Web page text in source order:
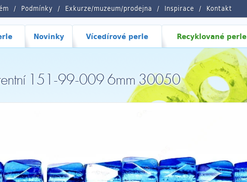
Podmínky Exkurze/muzeum/prodejna Inspirace Kontakt
Novinky Vícedírové perle Recyklované perle
151-99-009 6mm 30050